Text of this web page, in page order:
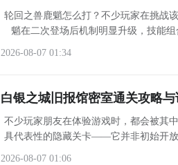
轮回之兽鹿魈怎么打？不少玩家在挑战
魈在二次登场后机制明显升级，技能
2026-08-07 01:34
白银之城旧报馆密室通关攻略
不少玩家朋友在体验游戏时，都会被其
具代表性的隐藏关卡——它并非初始开放
2026-08-07 01:06